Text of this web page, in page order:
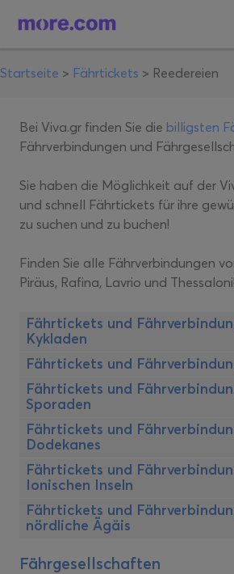
Startseite > Fährtickets > Reedereien
Bei Viva.gr finden Sie die billigsten
Fährverbindungen und
Sie haben die Möglichkeit auf der
und schnell Fährtickets für ihre
zu suchen und zu buchen!
Finden Sie alle Fährverbindungen
Piräus, Rafina, Lavrio und
Fährtickets und
Kykladen
Fährtickets und
Fährtickets und
Sporaden
Fährtickets und
Dodekanes
Fährtickets und
Ionischen Inseln
Fährtickets und
nördliche Ägäis
Fährgesellschaften